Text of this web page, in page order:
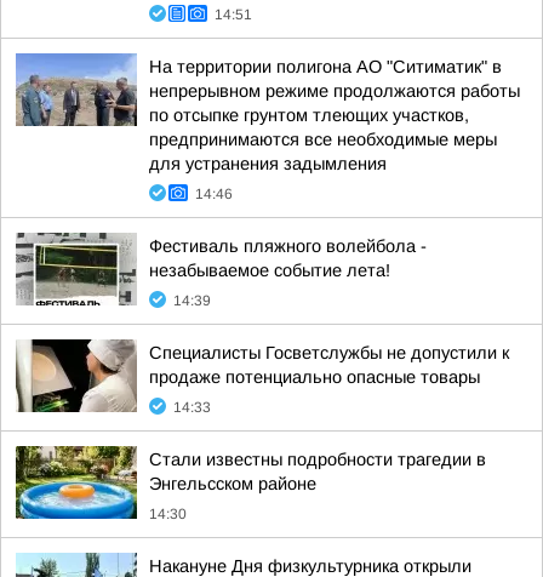
14:51
На территории полигона АО "Ситиматик" в
непрерывном режиме продолжаются работы
по отсыпке грунтом тлеющих участков,
предпринимаются все необходимые меры
для устранения задымления
14:46
Фестиваль пляжного волейбола -
незабываемое событие лета!
14:39
Специалисты Госветслужбы не допустили к
продаже потенциально опасные товары
14:33
Стали известны подробности трагедии в
Энгельсском районе
14:30
Накануне Дня физкультурника открыли